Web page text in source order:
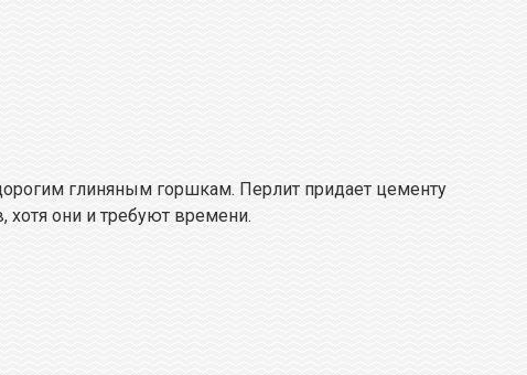
глиняным горшкам. Перлит придает цементу
хотя они и требуют времени.